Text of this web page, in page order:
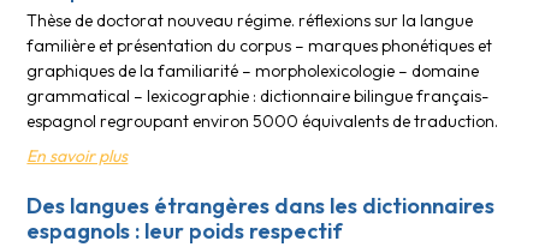
Thèse de doctorat nouveau régime. réflexions sur la langue
familière et présentation du corpus – marques phonétiques et
graphiques de la familiarité – morpholexicologie – domaine
grammatical – lexicographie : dictionnaire bilingue français-
espagnol regroupant environ 5000 équivalents de traduction.
En savoir plus
Des langues étrangères dans les dictionnaires
espagnols : leur poids respectif